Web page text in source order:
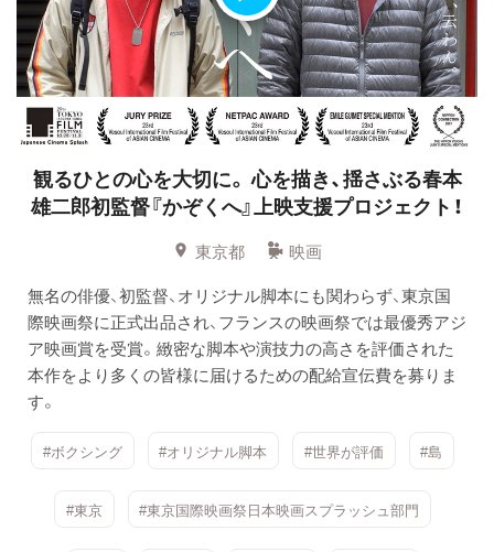
観るひとの心を大切に。 心を描き、揺さぶる春本
雄二郎初監督『かぞくへ』上映支援プロジェクト！
東京都
映画
無名の俳優、初監督、オリジナル脚本にも関わらず、東京国
際映画祭に正式出品され、フランスの映画祭では最優秀アジ
ア映画賞を受賞。緻密な脚本や演技力の高さを評価された
本作をより多くの皆様に届けるための配給宣伝費を募りま
す。
#ボクシング #オリジナル脚本 #世界が評価 #島
#東京 #東京国際映画祭日本映画スプラッシュ部門